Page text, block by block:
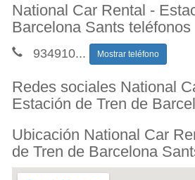
National Car Rental -
Barcelona Sants teléfonos
934910... Mostrar teléfono
Redes sociales National
Estación de Tren de
Ubicación National Car
de Tren de Barcelona